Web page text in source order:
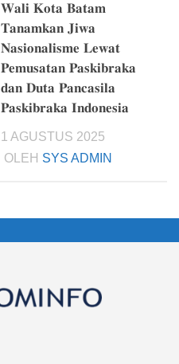
𝐖𝐚𝐥𝐢 𝐊𝐨𝐭𝐚 𝐁𝐚𝐭𝐚𝐦
𝐓𝐚𝐧𝐚𝐦𝐤𝐚𝐧 𝐉𝐢𝐰𝐚
𝐍𝐚𝐬𝐢𝐨𝐧𝐚𝐥𝐢𝐬𝐦𝐞 𝐋𝐞𝐰𝐚𝐭
𝐏𝐞𝐦𝐮𝐬𝐚𝐭𝐚𝐧 𝐏𝐚𝐬𝐤𝐢𝐛𝐫𝐚𝐤𝐚
𝐝𝐚𝐧 𝐃𝐮𝐭𝐚 𝐏𝐚𝐧𝐜𝐚𝐬𝐢𝐥𝐚
𝐏𝐚𝐬𝐤𝐢𝐛𝐫𝐚𝐤𝐚 𝐈𝐧𝐝𝐨𝐧𝐞𝐬𝐢𝐚
1 AGUSTUS 2025
OLEH SYS ADMIN